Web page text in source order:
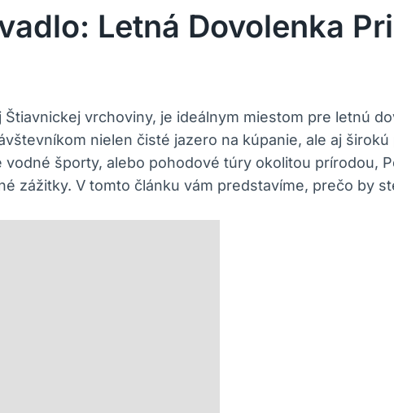
Letná Dovolenka
vrchoviny, je ideálnym miestom pre letnú
nielen čisté jazero na kúpanie, ale aj
športy, alebo pohodové túry okolitou prírodou,
zážitky. V tomto článku vám predstavíme, prečo by